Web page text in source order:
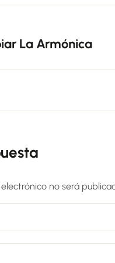
La Armónica
no será